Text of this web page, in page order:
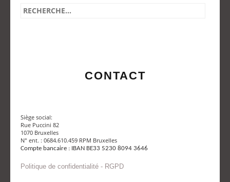
CONTACT
Siège social:
Rue Puccini 82
1070 Bruxelles
N° ent. : 0684.610.459 RPM Bruxelles
Compte bancaire : IBAN BE33 5230 8094 3646
Politique de confidentialité - RGPD